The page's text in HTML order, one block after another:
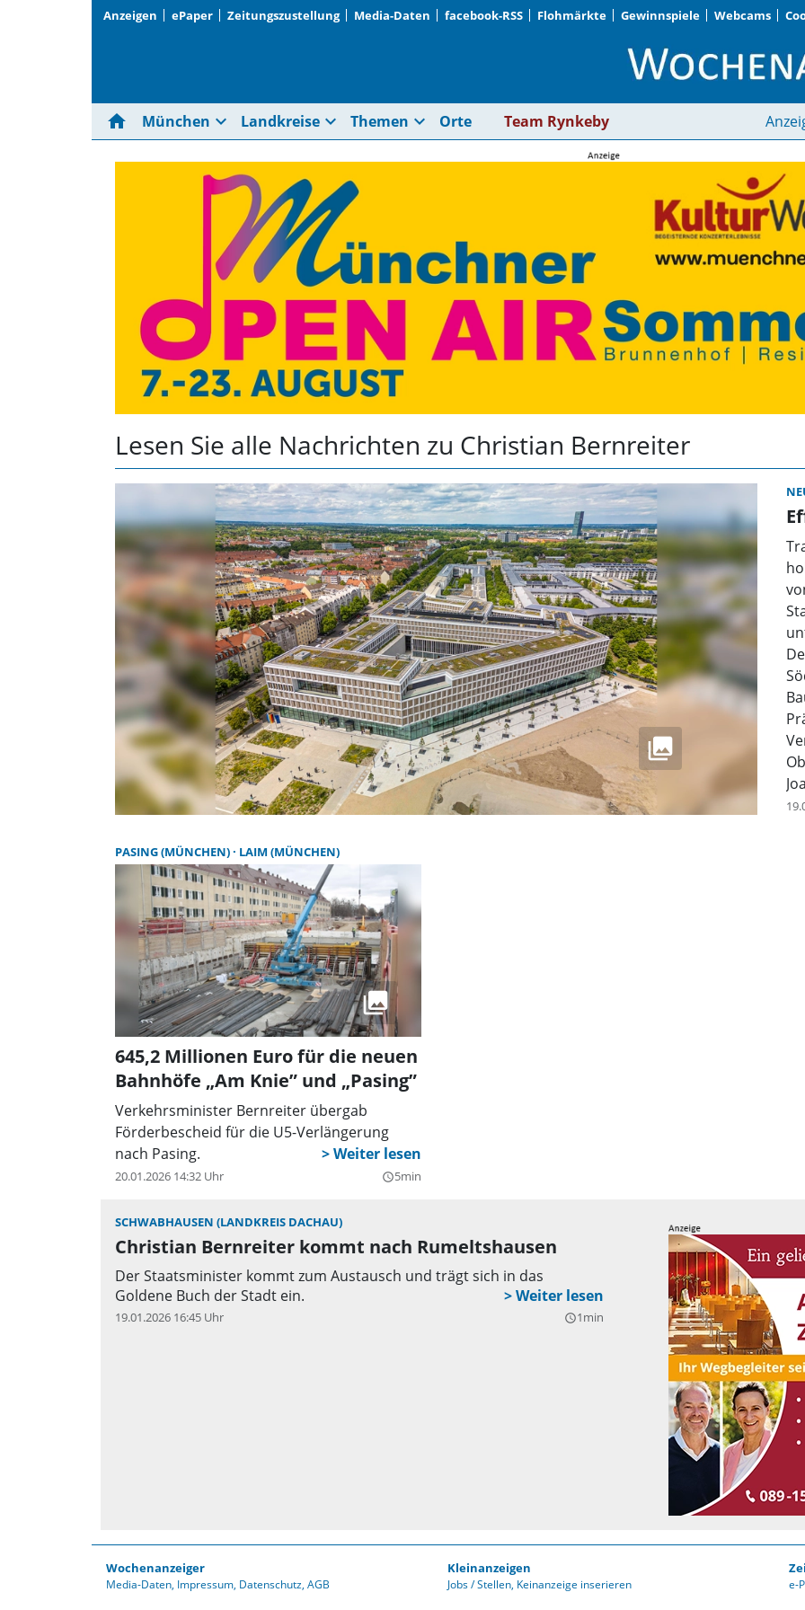
Anzeigen ePaper Zeitungszustellung Media-Daten facebook-RSS Flohmärkte Gewinnspiele Webcams
Christian Bernreiter
home München expand_more Landkreise expand_more Themen expand_more Orte Team Rynkeby
Lesen Sie alle Nachrichten zu Christian Bernreiter
PASING (MÜNCHEN) LAIM (MÜNCHEN)
645,2 Millionen Euro für die neuen
Bahnhöfe „Am Knie” und „Pasing”
Verkehrsminister Bernreiter übergab
Förderbescheid für die U5-Verlängerung
nach Pasing.
20.01.2026 14:32 Uhr query_builder5min
SCHWABHAUSEN (LANDKREIS DACHAU)
Christian Bernreiter kommt nach Rumeltshausen
Der Staatsminister kommt zum Austausch und trägt sich in das
Goldene Buch der Stadt ein.
19.01.2026 16:45 Uhr query_builder1min
Wochenanzeiger
Media-Daten Impressum Datenschutz AGB
Kleinanzeigen
Jobs / Stellen Keinanzeige inserieren e-